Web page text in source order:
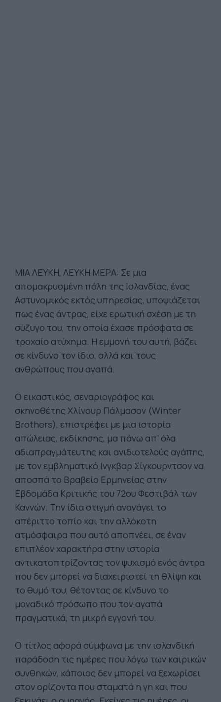
ΜΙΑ ΛΕΥΚΗ, ΛΕΥΚΗ ΜΕΡΑ: Σε μια
απομακρυσμένη πόλη της Ισλανδίας, ένας
Αστυνομικός εκτός υπηρεσίας, υποψιάζεται
πως ένας άντρας, είχε ερωτική σχέση με τη
σύζυγο του, την οποία έχασε πρόσφατα σε
τροχαίο ατύχημα. Η εμμονή του αυτή, βάζει
σε κίνδυνο τον ίδιο, αλλά και τους
ανθρώπους που αγαπά.
O εικαστικός, σεναριογράφος και
σκηνοθέτης Χλίνουρ Πάλμασον (Winter
Brothers), επιστρέφει με μια ιστορία
απώλειας, εκδίκησης, μα πάνω απ’ όλα
αδιαπραγμάτευτης και ανιδιοτελούς αγάπης,
με τον εμβληματικό Ινγκβαρ Σίγκουρντσον να
αποσπά το Βραβείο Ερμηνείας στην
Εβδομάδα Κριτικής του 72ου Φεστιβάλ των
Καννών. Την ίδια στιγμή αναγάγει το
απέριττο τοπίο και την αλλόκοτη
ατμόσφαιρα που αυτό αποπνέει, σε έναν
επιπλέον χαρακτήρα στην ιστορία
αντικατοπτρίζοντας τον ψυχισμό ενός άντρα
που δεν μπορεί να διαχειριστεί τη θλίψη και
το θυμό του, θέτοντας σε κίνδυνο το
μοναδικό πρόσωπο που τον αγαπά
πραγματικά, τη μικρή εγγονή του.
Ο τίτλος αφορά σύμφωνα με την ισλανδική
παράδοση τις ημέρες που λόγω των καιρικών
συνθηκών, κάποιος δεν μπορεί να ξεχωρίσει
στον ορίζοντα που σταματά η γη και που